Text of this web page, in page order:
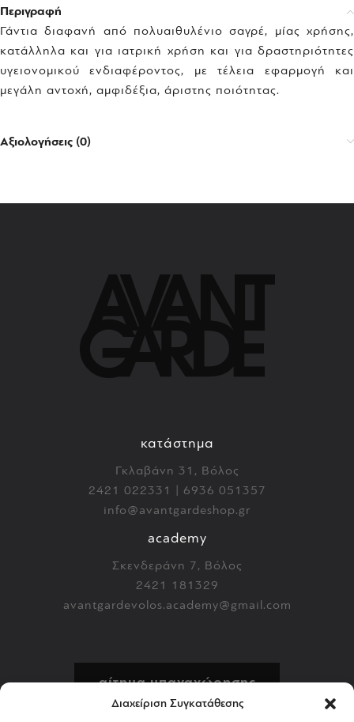
Διαχείριση Συγκατάθεσης
Περιγραφή
Γάντια διαφανή από πολυαιθυλένιο σαγρέ, μίας χρήσης,
κατάλληλα και για ιατρική χρήση και για δραστηριότητες
υγειονομικού ενδιαφέροντος, με τέλεια εφαρμογή και
μεγάλη αντοχή, αμφιδέξια, άριστης ποιότητας.
Αξιολογήσεις (0)
κατάστημα
Γκλαβάνη 31, Βόλος
2421 022331 | 6936 051357
info@avantgardeshop.gr
academy
Σκενδεράνη 7, Βόλος
2421 181329
avantgardevolos.academy@gmail.com
αίτημα υπαναχώρησης